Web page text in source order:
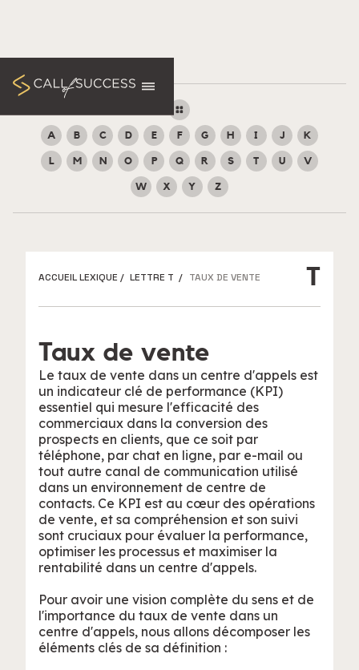
A B C D E F G H I J K
L M N O P Q R S T U V
W X Y Z
ACCUEIL LEXIQUE / LETTRE T / TAUX DE VENTE T
Taux de vente
Le taux de vente dans un centre d'appels est
un indicateur clé de performance (KPI)
essentiel qui mesure l'efficacité des
commerciaux dans la conversion des
prospects en clients, que ce soit par
téléphone, par chat en ligne, par e-mail ou
tout autre canal de communication utilisé
dans un environnement de centre de
contacts. Ce KPI est au cœur des opérations
de vente, et sa compréhension et son suivi
sont cruciaux pour évaluer la performance,
optimiser les processus et maximiser la
rentabilité dans un centre d'appels.
Pour avoir une vision complète du sens et de
l'importance du taux de vente dans un
centre d'appels, nous allons décomposer les
éléments clés de sa définition :